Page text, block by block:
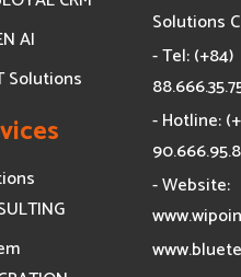
AI
Solutions
Solutions
- Tel: (+84)
- Hotline:
- Website: